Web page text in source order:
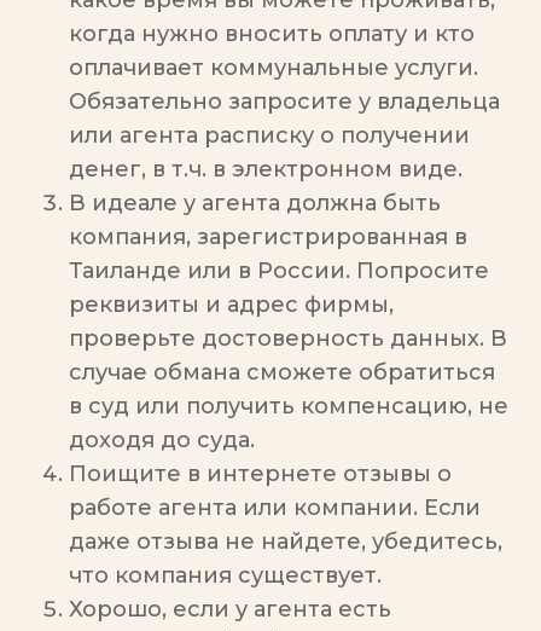
когда нужно вносить оплату и кто
оплачивает коммунальные услуги.
Обязательно запросите у владельца
или агента расписку о получении
денег, в т.ч. в электронном виде.
В идеале у агента должна быть
компания, зарегистрированная в
Таиланде или в России. Попросите
реквизиты и адрес фирмы,
проверьте достоверность данных. В
случае обмана сможете обратиться
в суд или получить компенсацию, не
доходя до суда.
Поищите в интернете отзывы о
работе агента или компании. Если
даже отзыва не найдете, убедитесь,
что компания существует.
Хорошо, если у агента есть